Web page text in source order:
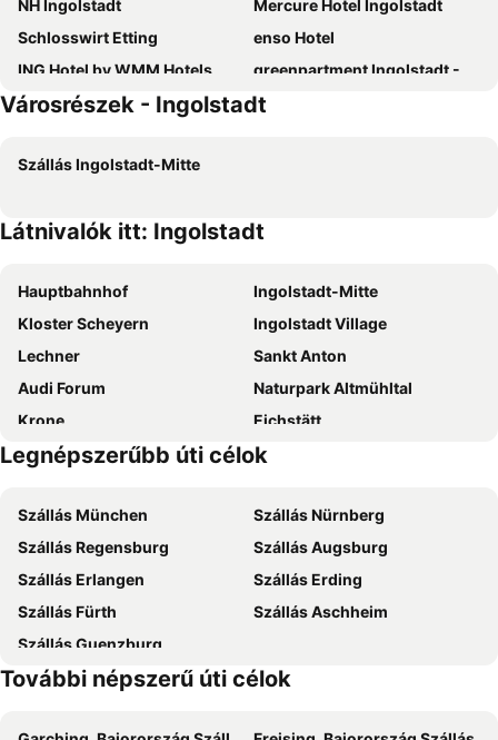
NH Ingolstadt
Mercure Hotel Ingolstadt
Schlosswirt Etting
enso Hotel
ING Hotel by WMM Hotels
greenpartment Ingolstadt - Friedrichshofen
B&B HOTEL Ingolstadt-Lenting
Maritim Hotel Ingolstadt
Vienna House Easy by Wyndham Ingolstadt
Auwald Hotel
LIVE'N'WORK Hotel & CoWorking im GVZ Ingolstadt
Brauereigasthof Hofmark
Hotel am Interpark
Intergroup Business & Design Hotel Ingolstadt
Hotel Brauereigasthof Amberger
Green Deer Bavarian Hotel
Hotel & Brauerei-Gasthof Neuwirt
aussicht bio hotel restaurant cafe
Das ACKER Hotel
Városrészek - Ingolstadt
Szállás Ingolstadt-Mitte
Látnivalók itt: Ingolstadt
Hauptbahnhof
Ingolstadt-Mitte
Kloster Scheyern
Ingolstadt Village
Lechner
Sankt Anton
Audi Forum
Naturpark Altmühltal
Krone
Eichstätt
Eichstätt Stadt
Kloster Weltenburg
Legnépszerűbb úti célok
Szállás München
Szállás Nürnberg
Szállás Regensburg
Szállás Augsburg
Szállás Erlangen
Szállás Erding
Szállás Fürth
Szállás Aschheim
Szállás Guenzburg
További népszerű úti célok